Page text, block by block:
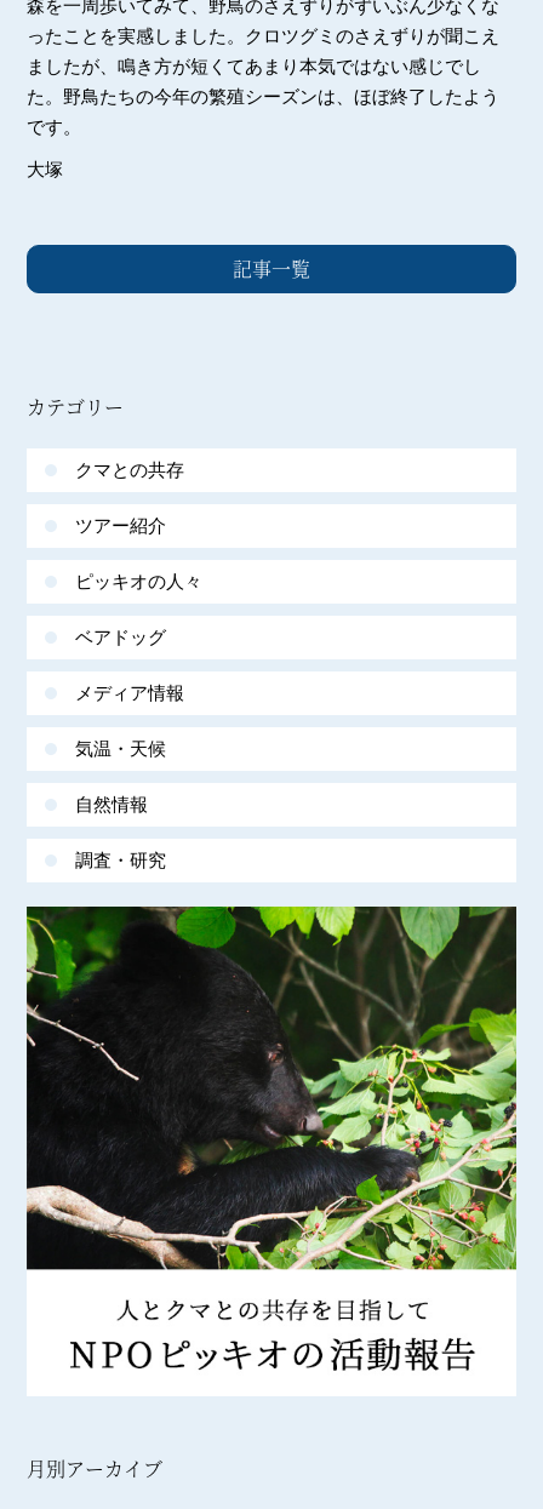
森を一周歩いてみて、野鳥のさえずりがずいぶん少なくな
ったことを実感しました。クロツグミのさえずりが聞こえ
ましたが、鳴き方が短くてあまり本気ではない感じでし
た。野鳥たちの今年の繁殖シーズンは、ほぼ終了したよう
です。
大塚
記事一覧
カテゴリー
クマとの共存
ツアー紹介
ピッキオの人々
ベアドッグ
メディア情報
気温・天候
自然情報
調査・研究
月別アーカイブ